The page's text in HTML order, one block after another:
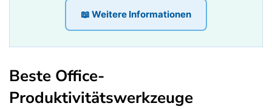
📖 Weitere Informationen
Beste Office-
Produktivitätswerkzeuge